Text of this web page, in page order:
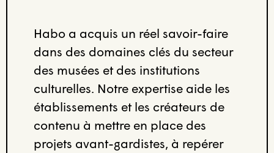
Habo a acquis un réel savoir-faire
dans des domaines clés du secteur
des musées et des institutions
culturelles. Notre expertise aide les
établissements et les créateurs de
contenu à mettre en place des
projets avant-gardistes, à repérer